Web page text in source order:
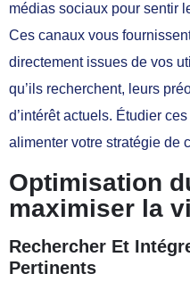
médias sociaux pour sentir
Ces canaux vous
directement issues de vos
qu’ils recherchent, leurs
d’intérêt actuels. Étudier
alimenter votre stratégie de
Optimisation
maximiser la
Rechercher Et
Pertinents